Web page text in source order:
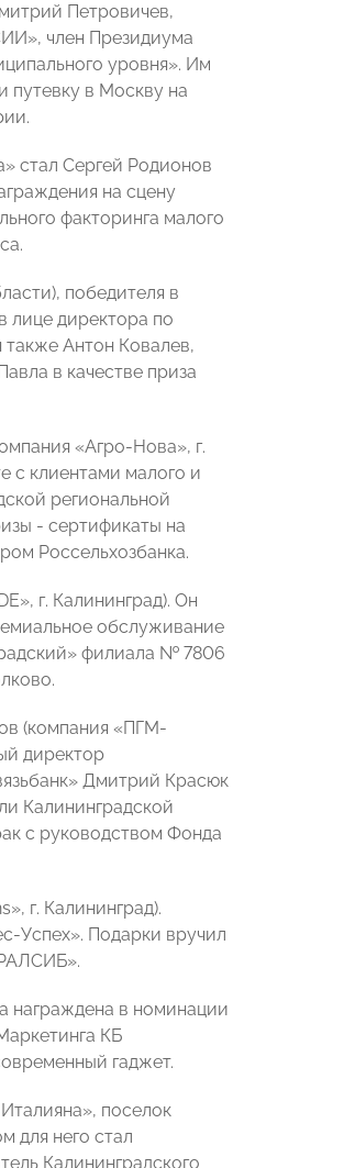
Петровичев,
член Президиума
уровня». Им
путевку в Москву на
стал Сергей Родионов
на сцену
факторинга малого
победителя в
лице директора по
Антон Ковалев,
в качестве приза
«Агро-Нова», г.
с клиентами малого и
региональной
- сертификаты на
Россельхозбанка.
г. Калининград). Он
обслуживание
филиала № 7806
(компания «ПГМ-
директор
Дмитрий Красюк
Калининградской
с руководством Фонда
г. Калининград).
Успех». Подарки вручил
награждена в номинации
КБ
гаджет.
поселок
для него стал
Калининградского